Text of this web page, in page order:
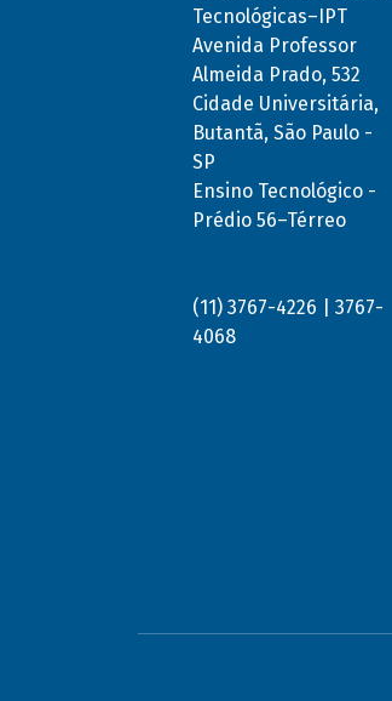
Tecnológicas–IPT
Avenida Professor
Almeida Prado, 532
Cidade Universitária,
Butantã, São Paulo -
SP
Ensino Tecnológico -
Prédio 56–Térreo
(11) 3767-4226 | 3767-
4068